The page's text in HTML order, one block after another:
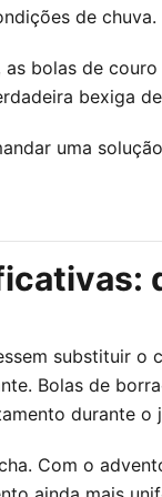
de chuva.
bolas de
bexiga
uma
substituir
Bolas de
durante o
Com o